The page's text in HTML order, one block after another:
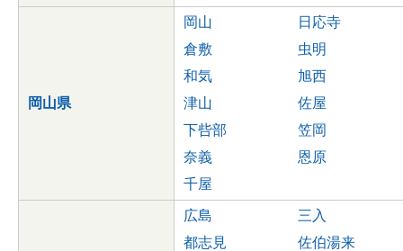
岡山県
岡山
日応寺
倉敷
虫明
和気
旭西
津山
佐屋
下呰部
笠岡
奈義
恩原
千屋
広島
三入
都志見
佐伯湯来